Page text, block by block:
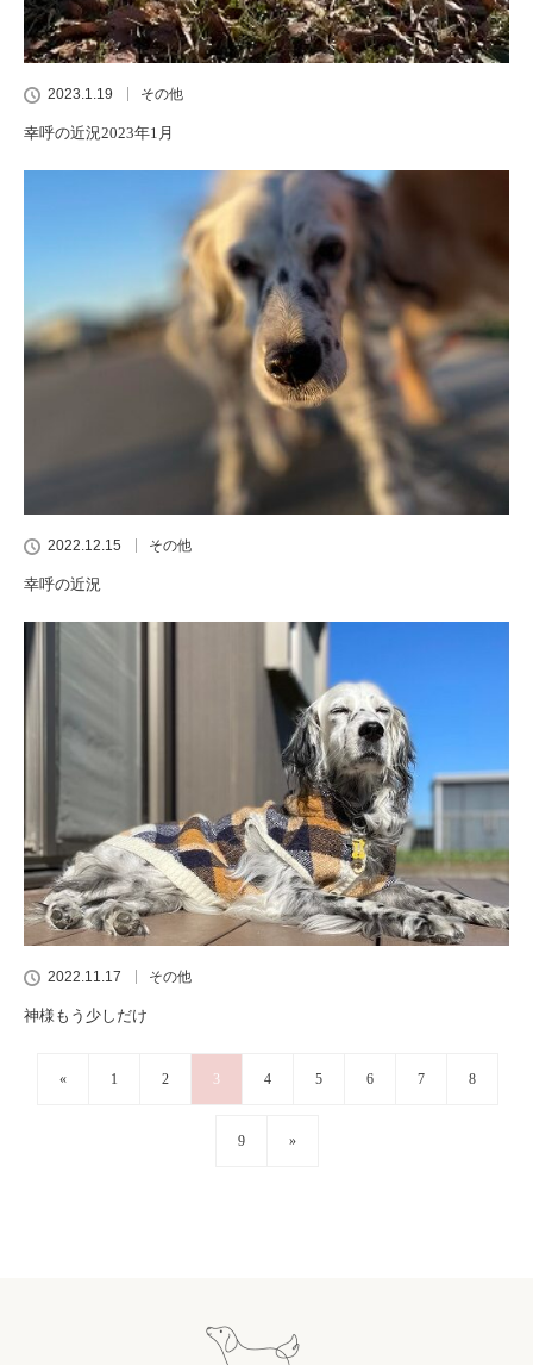
2023.1.19 その他
幸呼の近況2023年1月
2022.12.15 その他
幸呼の近況
2022.11.17 その他
神様もう少しだけ
« 1 2 3 4 5 6 7 8
9 »